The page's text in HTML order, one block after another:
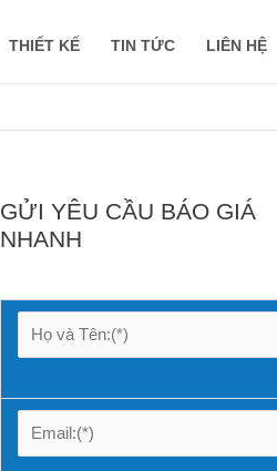
THIẾT KẾ TIN TỨC LIÊN HỆ
GỬI YÊU CẦU BÁO GIÁ
NHANH